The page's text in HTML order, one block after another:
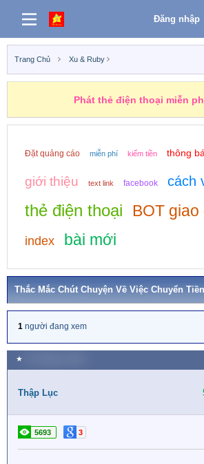
Đăng nhập
Trang Chủ Xu & Ruby
Phát thẻ điện thoại miễn
Đặt quảng cáo miễn phí kiếm tiền thông
giới thiệu text link facebook cách
thẻ điện thoại BOT giao
index bài mới
Thắc Mắc Chút Chuyện Về Việc Chuyển Tiền
1 người đang xem
★
Thập Lục
5693 3